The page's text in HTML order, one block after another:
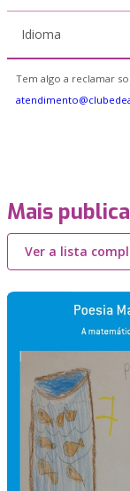
Idioma
Tem algo a reclamar
Mais
Ver a lista